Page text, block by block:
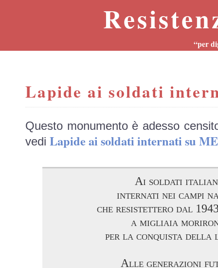
“per
Lapide ai soldati
Questo monumento è adesso
vedi Lapide ai soldati internati su
Ai soldati
internati nei campi
che resistettero dal
a migliaia
per la conquista della
Alle generazioni